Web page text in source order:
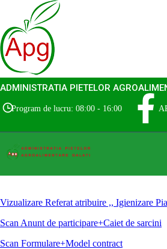
ADMINISTRATIA PIETELOR
Program de lucru: 08:00 - 16:00
Vizualizare Referat atribuire ,, Igienizare
Scan Anunt de participare+Caiet de sarcini
Scan Formulare+Model contract